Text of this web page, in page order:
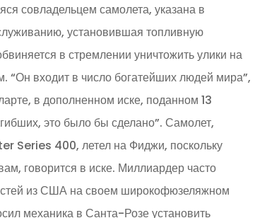
совладельцем самолета, указана в
установившая топливную
в стремлении уничтожить улики на
“Он входит в число богатейших людей мира”,
в дополненном иске, поданном 13
это было бы сделано”. Самолет,
Series 400, летел на Фиджи, поскольку
говорится в иске. Миллиардер часто
из США на своем широкофюзеляжном
механика в Санта-Розе установить